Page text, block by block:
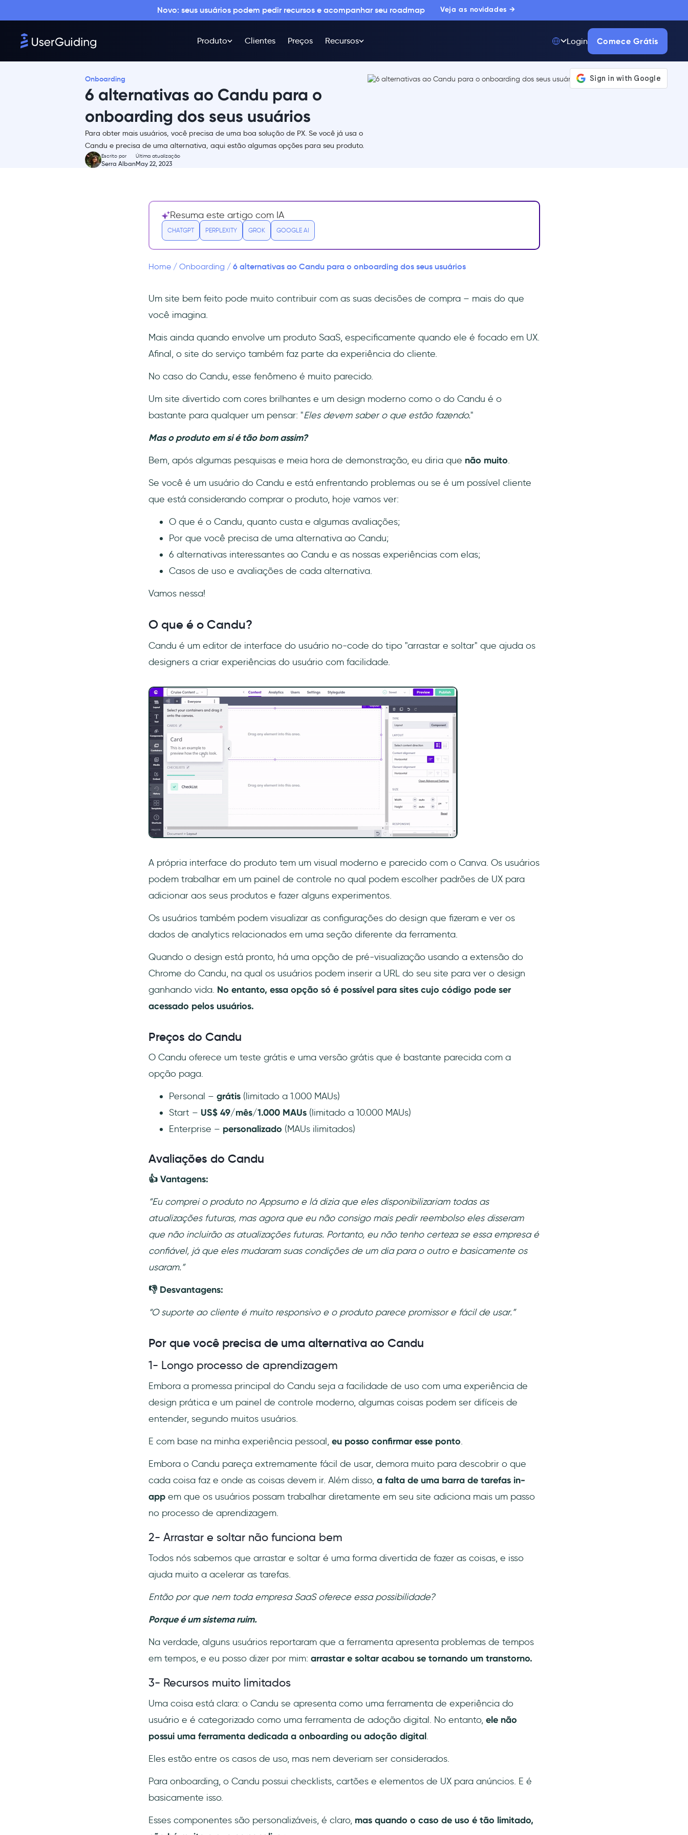
Novo: seus usuários podem pedir recursos e acompanhar seu roadmap Veja as novidades →
Produto Clientes Preços Recursos Login Comece Grátis
Onboarding
6 alternativas ao Candu para o
onboarding dos seus usuários
Para obter mais usuários, você precisa de uma boa solução de PX. Se você já usa o
Candu e precisa de uma alternativa, aqui estão algumas opções para seu produto.
Escrito por
Serra Alban
Última atualização
May 22, 2023
O que é o Candu?
Por que você precisa de uma
alternativa ao Candu
As principais alternativas ao
1- UserGuiding – Onboarding
interativo sem código
Resuma este artigo com IA
CHATGPT PERPLEXITY GROK GOOGLE AI
Home/ Onboarding / 6 alternativas ao Candu para o onboarding dos seus usuários
Um site bem feito pode muito contribuir com as suas decisões de compra – mais do que
você imagina.
Mais ainda quando envolve um produto SaaS, especificamente quando ele é focado em UX.
Afinal, o site do serviço também faz parte da experiência do cliente.
No caso do Candu, esse fenômeno é muito parecido.
Um site divertido com cores brilhantes e um design moderno como o do Candu é o
bastante para qualquer um pensar: "Eles devem saber o que estão fazendo."
Mas o produto em si é tão bom assim?
Bem, após algumas pesquisas e meia hora de demonstração, eu diria que não muito.
Se você é um usuário do Candu e está enfrentando problemas ou se é um possível cliente
que está considerando comprar o produto, hoje vamos ver:
O que é o Candu, quanto custa e algumas avaliações;
Por que você precisa de uma alternativa ao Candu;
6 alternativas interessantes ao Candu e as nossas experiências com elas;
Casos de uso e avaliações de cada alternativa.
Vamos nessa!
O que é o Candu?
Candu é um editor de interface do usuário no-code do tipo "arrastar e soltar" que ajuda os
designers a criar experiências do usuário com facilidade.
A própria interface do produto tem um visual moderno e parecido com o Canva. Os usuários
podem trabalhar em um painel de controle no qual podem escolher padrões de UX para
adicionar aos seus produtos e fazer alguns experimentos.
Os usuários também podem visualizar as configurações do design que fizeram e ver os
dados de analytics relacionados em uma seção diferente da ferramenta.
Quando o design está pronto, há uma opção de pré-visualização usando a extensão do
Chrome do Candu, na qual os usuários podem inserir a URL do seu site para ver o design
ganhando vida. No entanto, essa opção só é possível para sites cujo código pode ser
acessado pelos usuários.
Preços do Candu
O Candu oferece um teste grátis e uma versão grátis que é bastante parecida com a
opção paga.
Personal – grátis(limitado a 1.000 MAUs)
Start – US$ 49/mês/1.000 MAUs(limitado a 10.000 MAUs)
Enterprise – personalizado (MAUs ilimitados)
Avaliações do Candu
👍 Vantagens:
“Eu comprei o produto no Appsumo e lá dizia que eles disponibilizariam todas as
atualizações futuras, mas agora que eu não consigo mais pedir reembolso eles disseram
que não incluirão as atualizações futuras. Portanto, eu não tenho certeza se essa empresa é
confiável, já que eles mudaram suas condições de um dia para o outro e basicamente os
usaram.”
👎 Desvantagens:
“O suporte ao cliente é muito responsivo e o produto parece promissor e fácil de usar.”
Por que você precisa de uma alternativa ao Candu
1- Longo processo de aprendizagem
Embora a promessa principal do Candu seja a facilidade de uso com uma experiência de
design prática e um painel de controle moderno, algumas coisas podem ser difíceis de
entender, segundo muitos usuários.
E com base na minha experiência pessoal, eu posso confirmar esse ponto.
Embora o Candu pareça extremamente fácil de usar, demora muito para descobrir o que
cada coisa faz e onde as coisas devem ir. Além disso, a falta de uma barra de tarefas in-
appem que os usuários possam trabalhar diretamente em seu site adiciona mais um passo
no processo de aprendizagem.
2- Arrastar e soltar não funciona bem
Todos nós sabemos que arrastar e soltar é uma forma divertida de fazer as coisas, e isso
ajuda muito a acelerar as tarefas.
Então por que nem toda empresa SaaS oferece essa possibilidade?
Porque é um sistema ruim.
Na verdade, alguns usuários reportaram que a ferramenta apresenta problemas de tempos
em tempos, e eu posso dizer por mim: arrastar e soltar acabou se tornando um transtorno.
3- Recursos muito limitados
Uma coisa está clara: o Candu se apresenta como uma ferramenta de experiência do
usuário e é categorizado como uma ferramenta de adoção digital. No entanto, ele não
possui uma ferramenta dedicada a onboarding ou adoção digital.
Eles estão entre os casos de uso, mas nem deveriam ser considerados.
Para onboarding, o Candu possui checklists, cartões e elementos de UX para anúncios. E é
basicamente isso.
Esses componentes são personalizáveis, é claro, mas quando o caso de uso é tão limitado,